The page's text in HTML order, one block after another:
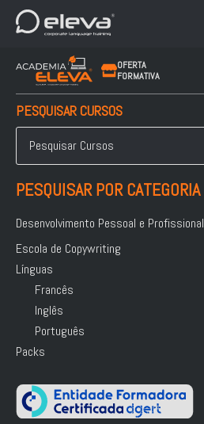
OFERTA
FORMATIVA
PESQUISAR CURSOS
Pesquisar
por:
PESQUISAR POR CATEGORIA
Desenvolvimento Pessoal e Profissional
Escola de Copywriting
Línguas
Francês
Inglês
Português
Packs